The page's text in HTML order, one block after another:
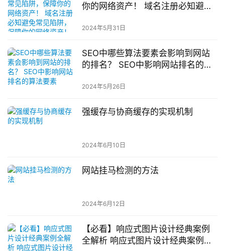
你的网络资产！ 域名注册必知避免
2024年5月31日
SEO中哪些算法要素会影响到网站
的排名？ SEO中影响网站排名的算
2024年5月26日
强缓存与协商缓存的实现机制
2024年6月10日
网站挂马检测的方法
2024年6月12日
【必看】响应式图片设计经典案例
全解析 响应式图片设计经典案例全